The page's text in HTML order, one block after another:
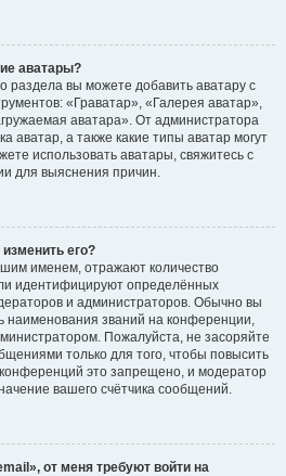
аватары?
раздела вы можете добавить аватару с
«Граватар», «Галерея аватар»,
аватара». От администратора
аватар, а также какие типы аватар могут
использовать аватары, свяжитесь с
для выяснения причин.
изменить его?
именем, отражают количество
идентифицируют определённых
и администраторов. Обычно вы
званий на конференции,
Пожалуйста, не засоряйте
только для того, чтобы повысить
это запрещено, и модератор
вашего счётчика сообщений.
от меня требуют войти на